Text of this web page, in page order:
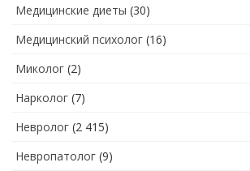
Медицинские диеты (30)
Медицинский психолог (16)
Миколог (2)
Нарколог (7)
Невролог (2 415)
Невропатолог (9)